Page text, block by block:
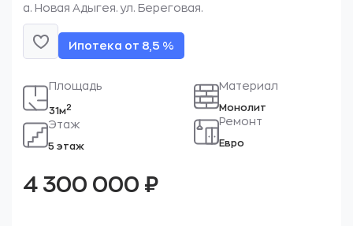
а. Новая Адыгея. ул. Береговая.
Ипотека от 8,5 %
Площадь
31м2
Этаж
5 этаж
Материал
Монолит
Ремонт
Евро
4 300 000 ₽